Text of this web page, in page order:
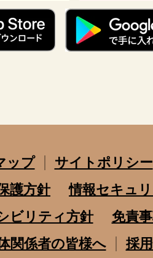
ップ
サイトポリシー
護方針
情報セキュ
ビリティ方針
免責
関係者の皆様へ
採